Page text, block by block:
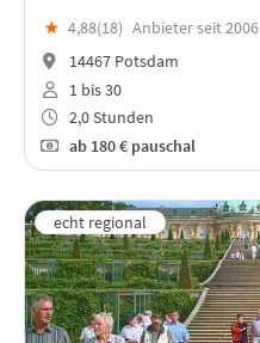
★ 4,88(18) Anbieter seit 2006
14467 Potsdam
1 bis 30
2,0 Stunden
ab180 € pauschal